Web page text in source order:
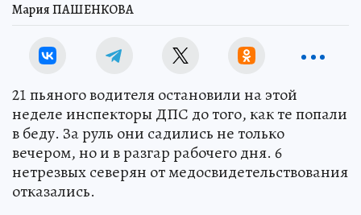
Мария ПАШЕНКОВА
21 пьяного водителя остановили на этой
неделе инспекторы ДПС до того, как те попали
в беду. За руль они садились не только
вечером, но и в разгар рабочего дня. 6
нетрезвых северян от медосвидетельствования
отказались.